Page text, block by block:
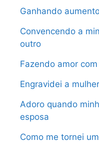
Ganhando
Convencendo a
outro
Fazendo amor
Engravidei a
Adoro quando
esposa
Como me tornei